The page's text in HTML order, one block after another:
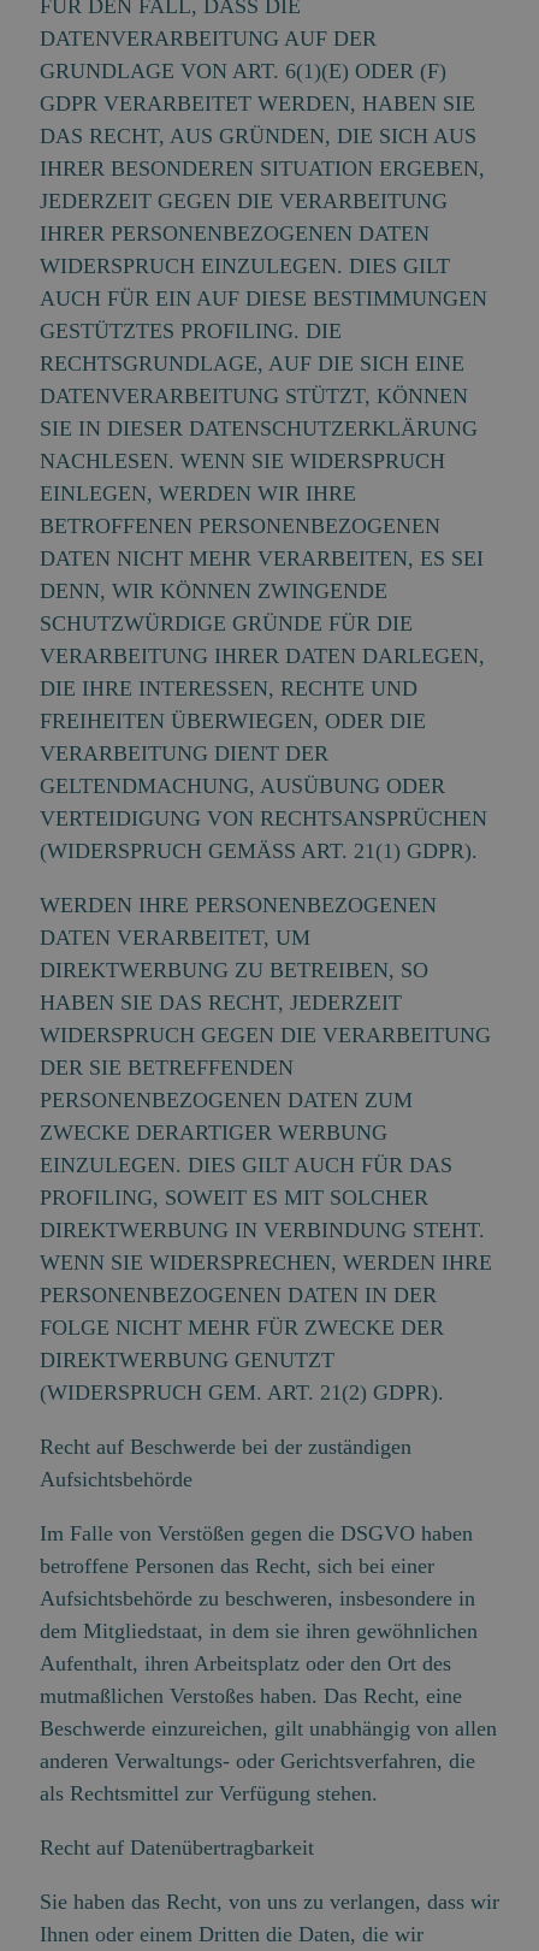
FÜR DEN FALL, DASS DIE
DATENVERARBEITUNG AUF DER
GRUNDLAGE VON ART. 6(1)(E) ODER (F)
GDPR VERARBEITET WERDEN, HABEN SIE
DAS RECHT, AUS GRÜNDEN, DIE SICH AUS
IHRER BESONDEREN SITUATION ERGEBEN,
JEDERZEIT GEGEN DIE VERARBEITUNG
IHRER PERSONENBEZOGENEN DATEN
WIDERSPRUCH EINZULEGEN. DIES GILT
AUCH FÜR EIN AUF DIESE BESTIMMUNGEN
GESTÜTZTES PROFILING. DIE
RECHTSGRUNDLAGE, AUF DIE SICH EINE
DATENVERARBEITUNG STÜTZT, KÖNNEN
SIE IN DIESER DATENSCHUTZERKLÄRUNG
NACHLESEN. WENN SIE WIDERSPRUCH
EINLEGEN, WERDEN WIR IHRE
BETROFFENEN PERSONENBEZOGENEN
DATEN NICHT MEHR VERARBEITEN, ES SEI
DENN, WIR KÖNNEN ZWINGENDE
SCHUTZWÜRDIGE GRÜNDE FÜR DIE
VERARBEITUNG IHRER DATEN DARLEGEN,
DIE IHRE INTERESSEN, RECHTE UND
FREIHEITEN ÜBERWIEGEN, ODER DIE
VERARBEITUNG DIENT DER
GELTENDMACHUNG, AUSÜBUNG ODER
VERTEIDIGUNG VON RECHTSANSPRÜCHEN
(WIDERSPRUCH GEMÄSS ART. 21(1) GDPR).
WERDEN IHRE PERSONENBEZOGENEN
DATEN VERARBEITET, UM
DIREKTWERBUNG ZU BETREIBEN, SO
HABEN SIE DAS RECHT, JEDERZEIT
WIDERSPRUCH GEGEN DIE VERARBEITUNG
DER SIE BETREFFENDEN
PERSONENBEZOGENEN DATEN ZUM
ZWECKE DERARTIGER WERBUNG
EINZULEGEN. DIES GILT AUCH FÜR DAS
PROFILING, SOWEIT ES MIT SOLCHER
DIREKTWERBUNG IN VERBINDUNG STEHT.
WENN SIE WIDERSPRECHEN, WERDEN IHRE
PERSONENBEZOGENEN DATEN IN DER
FOLGE NICHT MEHR FÜR ZWECKE DER
DIREKTWERBUNG GENUTZT
(WIDERSPRUCH GEM. ART. 21(2) GDPR).
Recht auf Beschwerde bei der zuständigen
Aufsichtsbehörde
Im Falle von Verstößen gegen die DSGVO haben
betroffene Personen das Recht, sich bei einer
Aufsichtsbehörde zu beschweren, insbesondere in
dem Mitgliedstaat, in dem sie ihren gewöhnlichen
Aufenthalt, ihren Arbeitsplatz oder den Ort des
mutmaßlichen Verstoßes haben. Das Recht, eine
Beschwerde einzureichen, gilt unabhängig von allen
anderen Verwaltungs- oder Gerichtsverfahren, die
als Rechtsmittel zur Verfügung stehen.
Recht auf Datenübertragbarkeit
Sie haben das Recht, von uns zu verlangen, dass wir
Ihnen oder einem Dritten die Daten, die wir